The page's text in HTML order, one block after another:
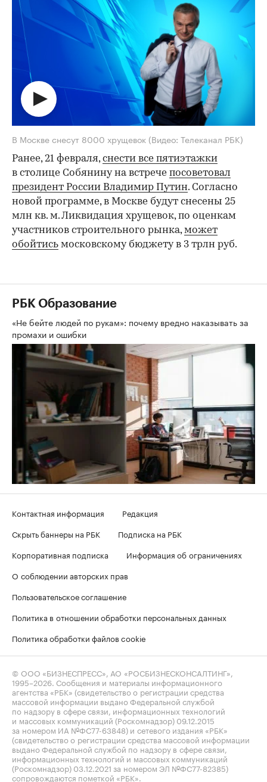
В Москве снесут 8000 хрущевок (Видео: Телеканал РБК)
Ранее, 21 февраля,снести все пятиэтажки
в столице Собянину на встрече посоветовал
президент России Владимир Путин. Согласно
новой программе, в Москве будут снесены 25
млн кв. м. Ликвидация хрущевок, по оценкам
участников строительного рынка,может
обойтись московскому бюджету в 3 трлн руб.
РБК Образование
«Не бейте людей по рукам»: почему вредно наказывать за
промахи и ошибки
Контактная информация
Редакция
Скрыть баннеры на РБК
Подписка на РБК
Корпоративная подписка
Информация об ограничениях
О соблюдении авторских прав
Пользовательское соглашение
Политика в отношении обработки персональных данных
Политика обработки файлов cookie
© ООО «БИЗНЕСПРЕСС», АО «РОСБИЗНЕСКОНСАЛТИНГ»,
1995–2026. Сообщения и материалы информационного
агентства «РБК» (свидетельство о регистрации средства
массовой информации выдано Федеральной службой
по надзору в сфере связи, информационных технологий
и массовых коммуникаций (Роскомнадзор) 09.12.2015
за номером ИА №ФС77-63848) и сетевого издания «РБК»
(свидетельство о регистрации средства массовой информации
выдано Федеральной службой по надзору в сфере связи,
информационных технологий и массовых коммуникаций
(Роскомнадзор) 03.12.2021 за номером ЭЛ №ФС77-82385)
сопровождаются пометкой «РБК».